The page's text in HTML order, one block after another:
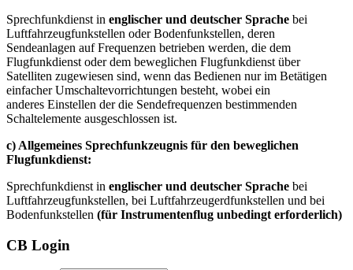
Sprechfunkdienst in englischer und deutscher Sprache bei
Luftfahrzeugfunkstellen oder Bodenfunkstellen, deren
Sendeanlagen auf Frequenzen betrieben werden, die dem
Flugfunkdienst oder dem beweglichen Flugfunkdienst über
Satelliten zugewiesen sind, wenn das Bedienen nur im Betätigen
einfacher Umschaltevorrichtungen besteht, wobei ein
anderes Einstellen der die Sendefrequenzen bestimmenden
Schaltelemente ausgeschlossen ist.
c) Allgemeines Sprechfunkzeugnis für den beweglichen
Flugfunkdienst:
Sprechfunkdienst in englischer und deutscher Sprache bei
Luftfahrzeugfunkstellen, bei Luftfahrzeugerdfunkstellen und bei
Bodenfunkstellen (für Instrumentenflug unbedingt erforderlich)
CB Login